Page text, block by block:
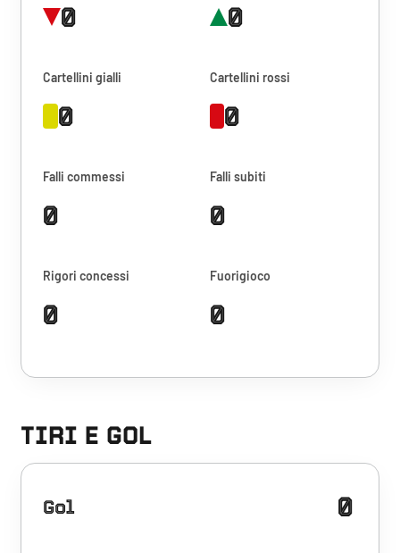
0 0
Cartellini gialli
0
Cartellini rossi
0
Falli commessi
0
Falli subiti
0
Rigori concessi
0
Fuorigioco
0
TIRI E GOL
Gol 0